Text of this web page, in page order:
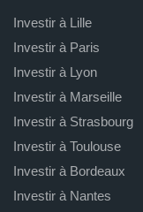
Investir à Lille
Investir à Paris
Investir à Lyon
Investir à Marseille
Investir à Strasbourg
Investir à Toulouse
Investir à Bordeaux
Investir à Nantes